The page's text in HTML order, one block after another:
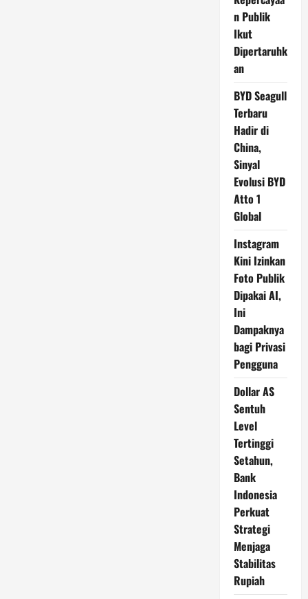
n Publik
Ikut
Dipertaruhk
an
BYD Seagull
Terbaru
Hadir di
China,
Sinyal
Evolusi BYD
Atto 1
Global
Instagram
Kini Izinkan
Foto Publik
Dipakai AI,
Ini
Dampaknya
bagi Privasi
Pengguna
Dollar AS
Sentuh
Level
Tertinggi
Setahun,
Bank
Indonesia
Perkuat
Strategi
Menjaga
Stabilitas
Rupiah